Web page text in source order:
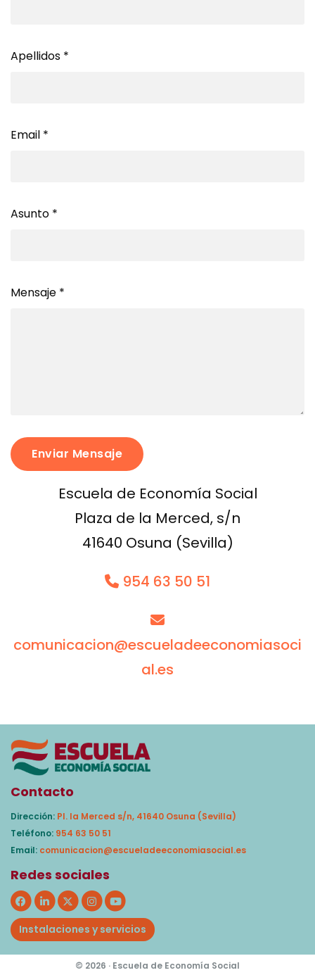
Apellidos *
Email *
Asunto *
Mensaje *
Escuela de Economía Social
Plaza de la Merced, s/n
41640 Osuna (Sevilla)
954 63 50 51
comunicacion@escueladeeconomiasoci
al.es
Contacto
Dirección: Pl. la Merced s/n, 41640 Osuna (Sevilla)
Teléfono: 954 63 50 51
Email: comunicacion@escueladeeconomiasocial.es
Redes sociales
Instalaciones y servicios
© 2026 · Escuela de Economía Social